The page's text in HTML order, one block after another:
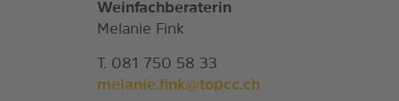
Weinfachberaterin
Melanie Fink
T. 081 750 58 33
melanie.fink@topcc.ch